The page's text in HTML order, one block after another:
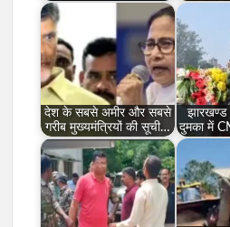
देश के सबसे अमीर और सबसे
गरीब मुख्यमंत्रियों की सूची…
झारखण्ड
दुमका में